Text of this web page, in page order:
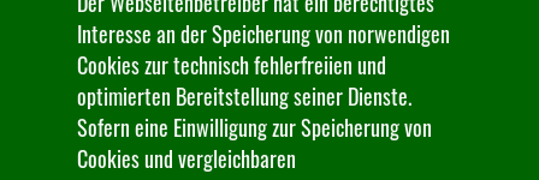
Interesse an der Speicherung von norwendigen
Cookies zur technisch fehlerfreiien und
optimierten Bereitstellung seiner Dienste.
Sofern eine Einwilligung zur Speicherung von
Cookies und vergleichbaren